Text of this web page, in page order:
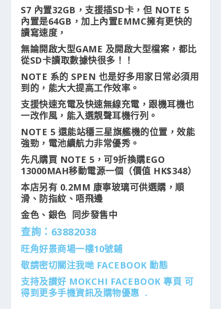
S7 內置32GB，支援插SD卡，但 NOTE 5
內置是64GB，加上內置EMMC擁有更快的
讀寫速度，
無論開啟大型GAME 及開啟大型檔案，都比
從SD卡讀取數據快很多！！
NOTE 系的 SPEN 也是好多用家日常必須用
到的，能大大提高工作效率。
支援快速充電及快速無線充電，跟機耳機也
一改作風，能入選靚聲耳機行列。
NOTE 5 還能站穩三星旗艦機的位置，效能
強勁，電池續航力非常優秀。
先凡購買 NOTE 5，可9折換購EGO
13000MAH移動電源一個（價值 HK$348）
本店另有 0.2MM 康寧玻璃可供選購，順
滑、防指紋、唔飛邊
金色、銀色 同步發售中
查詢：63882038
旺角好景商場一樓10號鋪
敬請密切關注我哋 FACEBOOK 動態
支持及讃好 MOKCHI FACEBOOK 專頁 可
得到更多手機資訊及購物優惠 .